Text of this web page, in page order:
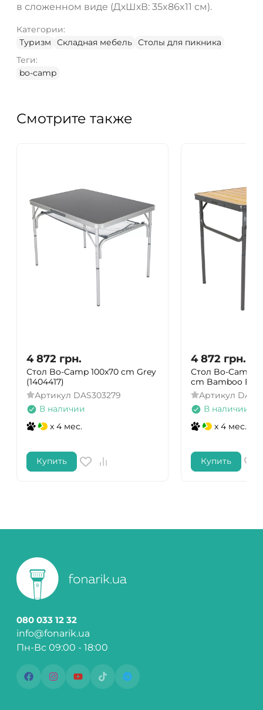
в сложенном виде (ДхШхВ: 35x86x11 см).
Категории:
Туризм
Складная мебель Столы для пикника
Теги:
bo-camp
Смотрите также
4 872 грн.
Стол Bo-Camp 100x70 cm Grey
(1404417)
Артикул DAS303279
В наличии
x 4 мес.
Купить
4 872 грн.
Стол Bo-Camp
cm Bamboo
Артикул
В наличии
x 4 мес.
Купить
080 033 12 32
info@fonarik.ua
Пн-Вс 09:00 - 18:00